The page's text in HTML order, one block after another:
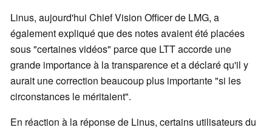
Linus, aujourd'hui Chief Vision Officer de LMG, a
également expliqué que des notes avaient été placées
sous "certaines vidéos" parce que LTT accorde une
grande importance à la transparence et a déclaré qu'il y
aurait une correction beaucoup plus importante "si les
circonstances le méritaient".
En réaction à la réponse de Linus, certains utilisateurs du